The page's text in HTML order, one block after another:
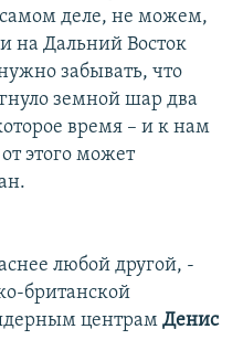
самом деле, не можем,
на Дальний Восток
забывать, что
земной шар два
время – и к нам
этого может
любой другой, -
британской
центрам Денис